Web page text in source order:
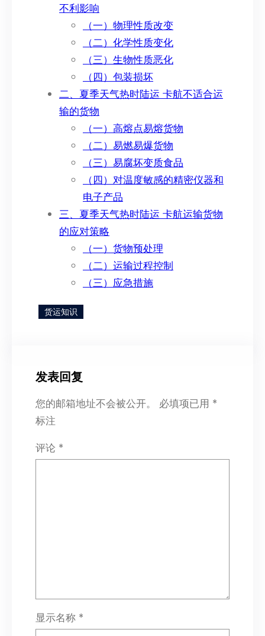
不利影响
（一）物理性质改变
（二）化学性质变化
（三）生物性质恶化
（四）包装损坏
二、夏季天气热时陆运 卡航不适合运
输的货物
（一）高熔点易熔货物
（二）易燃易爆货物
（三）易腐坏变质食品
（四）对温度敏感的精密仪器和
电子产品
三、夏季天气热时陆运 卡航运输货物
的应对策略
（一）货物预处理
（二）运输过程控制
（三）应急措施
货运知识
发表回复
您的邮箱地址不会被公开。 必填项已用 *
标注
评论 *
显示名称 *